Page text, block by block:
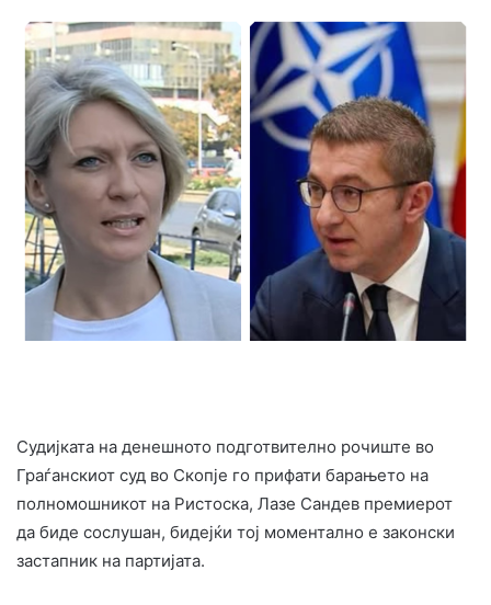
Судијката на денешното подготвително рочиште во
Граѓанскиот суд во Скопје го прифати барањето на
полномошникот на Ристоска, Лазе Сандев премиерот
да биде сослушан, бидејќи тој моментално е законски
застапник на партијата.